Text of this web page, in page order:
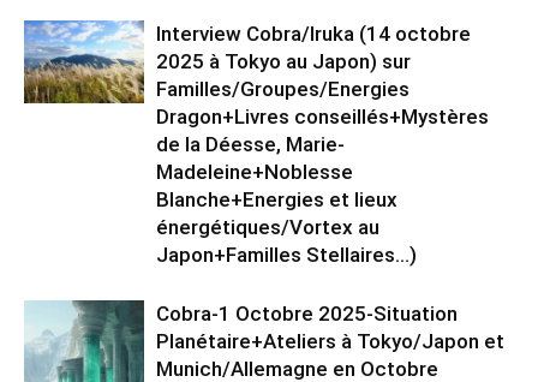
Interview Cobra/Iruka (14 octobre
2025 à Tokyo au Japon) sur
Familles/Groupes/Energies
Dragon+Livres conseillés+Mystères
de la Déesse, Marie-
Madeleine+Noblesse
Blanche+Energies et lieux
énergétiques/Vortex au
Japon+Familles Stellaires…)
Cobra-1 Octobre 2025-Situation
Planétaire+Ateliers à Tokyo/Japon et
Munich/Allemagne en Octobre